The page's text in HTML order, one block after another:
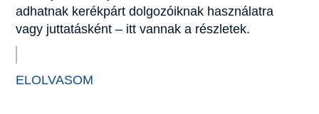
adhatnak kerékpárt dolgozóiknak használatra
vagy juttatásként – itt vannak a részletek.
ELOLVASOM